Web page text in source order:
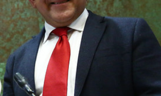
Archivo Sonoro